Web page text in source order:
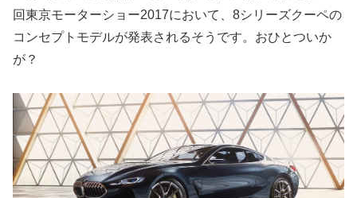
回東京モーターショー2017において、8シリーズクーペの
コンセプトモデルが発表されるそうです。おひとついか
が？